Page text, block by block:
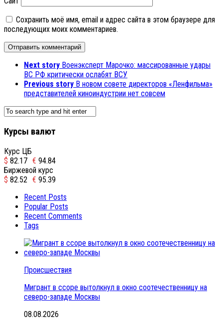
Сохранить моё имя, email и адрес сайта в этом браузере для
последующих моих комментариев.
Next story Военэксперт Марочко: массированные удары
ВС РФ критически ослабят ВСУ
Previous story В новом совете директоров «Ленфильма»
представителей киноиндустрии нет совсем
Курсы валют
Курс ЦБ
$ 82.17 € 94.84
Биржевой курс
$ 82.52 € 95.39
Recent Posts
Popular Posts
Recent Comments
Tags
Происшествия
Мигрант в ссоре вытолкнул в окно соотечественницу на
северо-западе Москвы
08.08.2026